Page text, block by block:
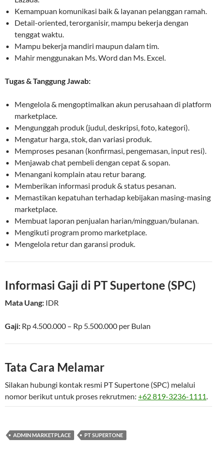
Kemampuan komunikasi baik & layanan pelanggan ramah.
Detail-oriented, terorganisir, mampu bekerja dengan
tenggat waktu.
Mampu bekerja mandiri maupun dalam tim.
Mahir menggunakan Ms. Word dan Ms. Excel.
Tugas & Tanggung Jawab:
Mengelola & mengoptimalkan akun perusahaan di platform
marketplace.
Mengunggah produk (judul, deskripsi, foto, kategori).
Mengatur harga, stok, dan variasi produk.
Memproses pesanan (konfirmasi, pengemasan, input resi).
Menjawab chat pembeli dengan cepat & sopan.
Menangani komplain atau retur barang.
Memberikan informasi produk & status pesanan.
Memastikan kepatuhan terhadap kebijakan masing-masing
marketplace.
Membuat laporan penjualan harian/mingguan/bulanan.
Mengikuti program promo marketplace.
Mengelola retur dan garansi produk.
Informasi Gaji di PT Supertone (SPC)
Mata Uang: IDR
Gaji: Rp 4.500.000 – Rp 5.500.000 per Bulan
Tata Cara Melamar
Silakan hubungi kontak resmi PT Supertone (SPC) melalui
nomor berikut untuk proses rekrutmen: +62 819-3236-1111.
ADMIN MARKETPLACE PT SUPERTONE